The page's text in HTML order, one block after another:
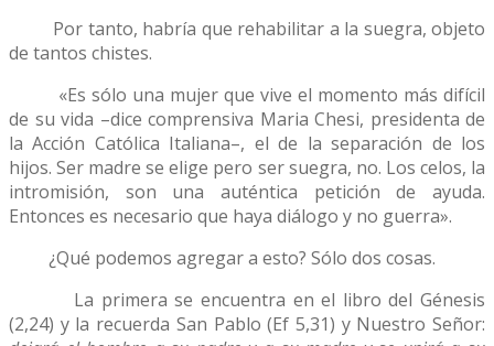
Por tanto, habría que rehabilitar a la suegra, objeto
de tantos chistes.
«Es sólo una mujer que vive el momento más difícil
de su vida –dice comprensiva Maria Chesi, presidenta de
la Acción Católica Italiana–, el de la separación de los
hijos. Ser madre se elige pero ser suegra, no. Los celos, la
intromisión, son una auténtica petición de ayuda.
Entonces es necesario que haya diálogo y no guerra».
¿Qué podemos agregar a esto? Sólo dos cosas.
La primera se encuentra en el libro del Génesis
(2,24) y la recuerda San Pablo (Ef 5,31) y Nuestro Señor: